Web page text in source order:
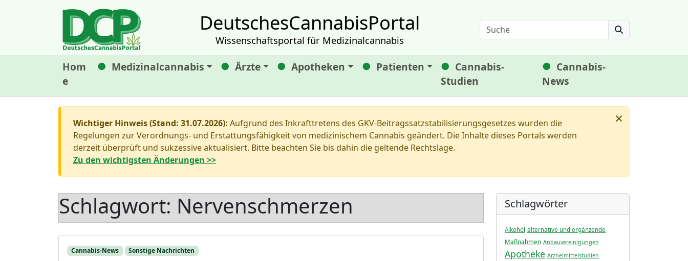
DeutschesCannabisPortal
Wissenschaftsportal für Medizinalcannabis Search
Hom
e
Medizinalcannabis Ärzte Apotheken Patienten
Cannabis-
Studien
Cannabis-
News
×
Wichtiger Hinweis (Stand: 31.07.2026): Aufgrund des Inkrafttretens des GKV-Beitragssatzstabilisierungsgesetzes wurden die
Regelungen zur Verordnungs- und Erstattungsfähigkeit von medizinischem Cannabis geändert. Die Inhalte dieses Portals werden
derzeit überprüft und sukzessive aktualisiert. Bitte beachten Sie bis dahin die geltende Rechtslage.
Zu den wichtigsten Änderungen >>
Schlagwort: Nervenschmerzen
Cannabis-News Sonstige Nachrichten
Schlagwörter
Alkohol alternative und ergänzende
Maßnahmen Anbauvereinigungen
Apotheke Arzneimittelstudien